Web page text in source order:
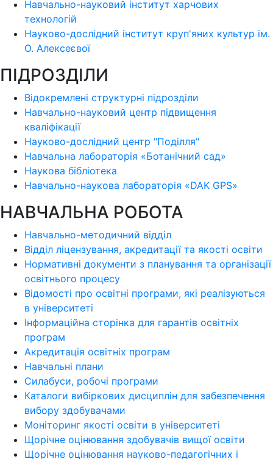
Навчально-науковий інститут харчових
технологій
Науково-дослідний інститут круп'яних культур ім.
О. Алексеєвої
ПІДРОЗДІЛИ
Відокремлені структурні підрозділи
Навчально-науковий центр підвищення
кваліфікації
Науково-дослідний центр "Поділля"
Навчальна лабораторія «Ботанічний сад»
Наукова бібліотека
Навчально-наукова лабораторія «DAK GPS»
НАВЧАЛЬНА РОБОТА
Навчально-методичний відділ
Відділ ліцензування, акредитації та якості освіти
Нормативні документи з планування та організації
освітнього процесу
Відомості про освітні програми, які реалізуються
в університеті
Інформаційна сторінка для гарантів освітніх
програм
Акредитація освітніх програм
Навчальні плани
Силабуси, робочі програми
Каталоги вибіркових дисциплін для забезпечення
вибору здобувачами
Моніторинг якості освіти в університеті
Щорічне оцінювання здобувачів вищої освіти
Щорічне оцінювання науково-педагогічних і